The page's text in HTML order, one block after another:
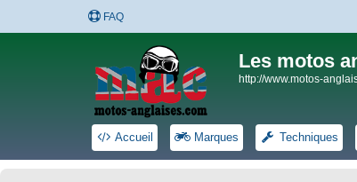
FAQ
Les motos
http://www.motos-
Accueil Marques Techniques